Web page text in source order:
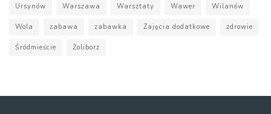
Ursynów Warszawa Warsztaty Wawer Wilanów
Wola zabawa zabawka Zajęcia dodatkowe zdrowie
Śródmieście Żoliborz